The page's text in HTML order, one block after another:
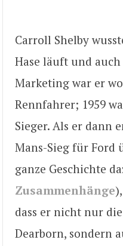
Carroll Shelby
Hase läuft und
Marketing war er
Rennfahrer; 1959
Sieger. Als er dann
Mans-Sieg für Ford
ganze Geschichte
Zusammenhänge
dass er nicht nur
Dearborn, sondern